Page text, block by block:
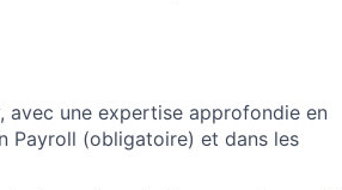
avec une expertise approfondie en
Payroll (obligatoire) et dans les